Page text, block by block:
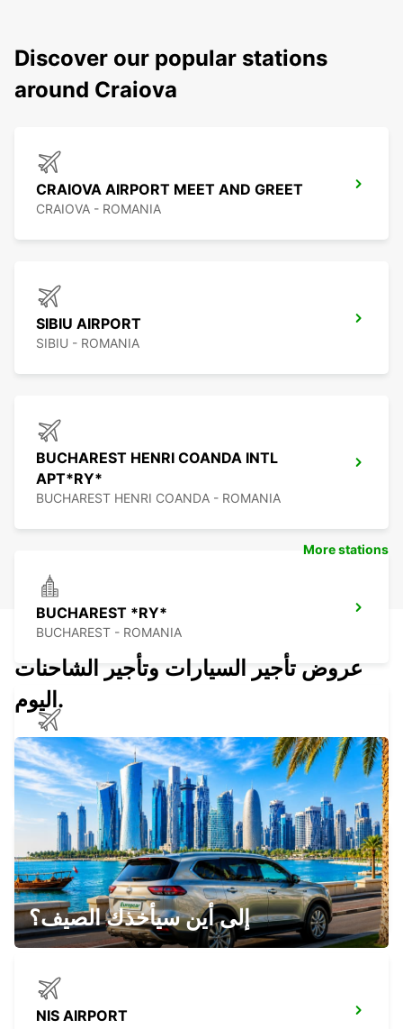
Discover our popular stations
around Craiova
CRAIOVA AIRPORT MEET AND GREET
CRAIOVA - ROMANIA
SIBIU AIRPORT
SIBIU - ROMANIA
BUCHAREST HENRI COANDA INTL
APT*RY*
BUCHAREST HENRI COANDA - ROMANIA
BUCHAREST *RY*
BUCHAREST - ROMANIA
SOFIA AIRPORT TERMINAL 2
SOFIA - BULGARIA
SOFIA HILTON HOTEL
SOFIA - BULGARIA
NIS AIRPORT
More stations
عروض تأجير السيارات وتأجير الشاحنات
اليوم.
إلى أين سيأخذك الصيف؟